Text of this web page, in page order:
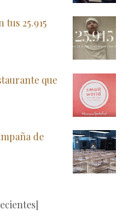
tus 25.915
que
de